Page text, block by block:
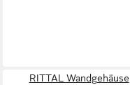
RITTAL Wandgehäuse